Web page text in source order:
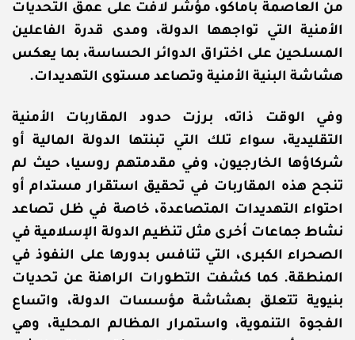
من العاصمة باماكو، مؤشر لافت على عمق التحديات
الأمنية التي تواجهها الدولة، ومدى قدرة الفاعلين
المسلحين على اختراق الدوائر الحساسة، بما يعكس
هشاشة البنية الأمنية وتصاعد مستوى التهديدات.
وفي الوقت ذاته، برزت حدود المقاربات الأمنية
التقليدية، سواء تلك التي تبنتها الدولة المالية أو
شركاؤها الخارجيون، وفي مقدمتهم روسيا، حيث لم
تنجح هذه المقاربات في تحقيق استقرار مستدام أو
احتواء التهديدات المتصاعدة، خاصة في ظل تصاعد
نشاط جماعات أخرى مثل تنظيم الدولة الإسلامية في
الصحراء الكبرى، التي تنافس بدورها على النفوذ في
المنطقة.كما كشفت التطورات الراهنة عن تحديات
بنيوية تتعلق بهشاشة مؤسسات الدولة، واتساع
الفجوة التنموية، واستمرار المظالم المحلية، وهي